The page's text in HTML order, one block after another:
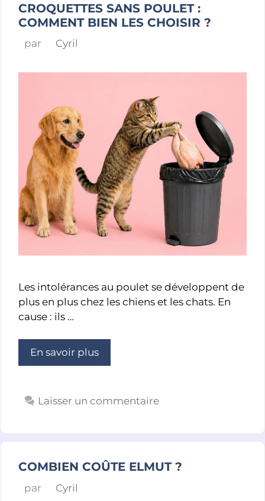
CROQUETTES SANS POULET :
COMMENT BIEN LES CHOISIR ?
par Cyril
Les intolérances au poulet se développent de
plus en plus chez les chiens et les chats. En
cause : ils …
En savoir plus
Laisser un commentaire
COMBIEN COÛTE ELMUT ?
par Cyril